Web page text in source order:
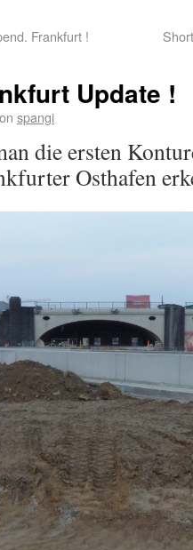
Frankfurt !
Update !
spangi
die ersten
Osthafen